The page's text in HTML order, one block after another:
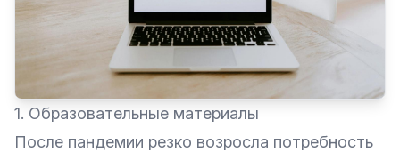
1. Образовательные материалы
После пандемии резко возросла потребность